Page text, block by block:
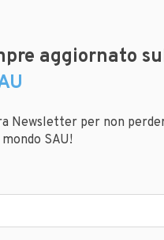
aggiornato
Newsletter per non
SAU!